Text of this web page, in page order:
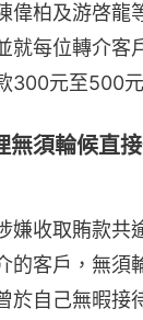
偉柏及游啓龍
就每位轉介客
300元至500元
無須輪候直
嫌收取賄款共
的客戶，無須
於自己無暇接